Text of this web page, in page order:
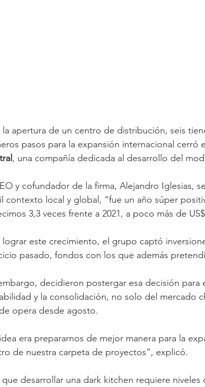
la apertura de un centro de distribución, seis
pasos para la expansión internacional cerró
, una compañía dedicada al desarrollo del
y cofundador de la firma, Alejandro Iglesias,
contexto local y global, “fue un año súper
3,3 veces frente a 2021, a poco más de
lograr este crecimiento, el grupo captó
pasado, fondos con los que además
decidieron postergar esa decisión para
y la consolidación, no solo del mercado
opera desde agosto.
era prepararnos de mejor manera para la
de nuestra carpeta de proyectos”, explicó.
que desarrollar una dark kitchen requiere